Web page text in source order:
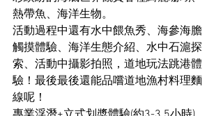
熱帶魚、海洋生物。
活動過程中還有水中餵魚秀、海參海膽
觸摸體驗、海洋生態介紹、水中石滬探
索、活動中攝影拍照，道地玩法跳港體
驗！最後最後還能品嚐道地漁村料理麵
線呢！